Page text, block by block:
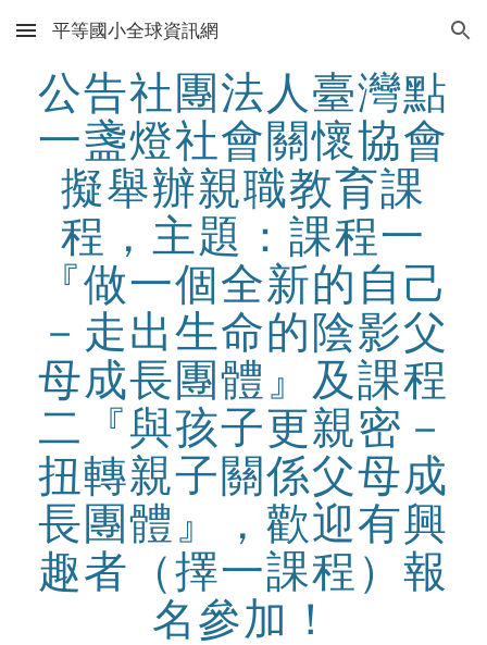
Skip to main content Skip to navigation
平等國小全球資訊網
公告社團法人臺灣點
一盞燈社會關懷協會
擬舉辦親職教育課
程，主題：課程一
『做一個全新的自己
－走出生命的陰影父
母成長團體』及課程
二『與孩子更親密－
扭轉親子關係父母成
長團體』，歡迎有興
趣者（擇一課程）報
名參加！